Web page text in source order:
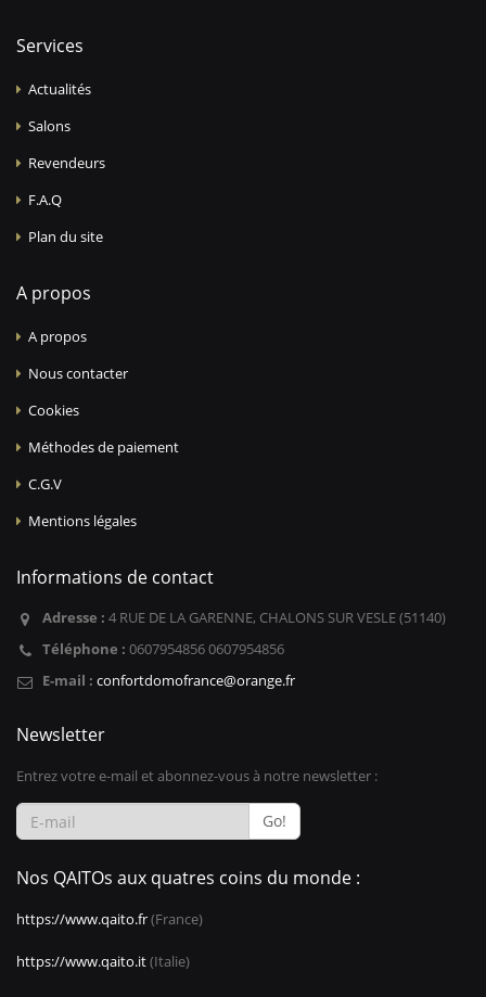
Services
Actualités
Salons
Revendeurs
F.A.Q
Plan du site
A propos
A propos
Nous contacter
Cookies
Méthodes de paiement
C.G.V
Mentions légales
Informations de contact
Adresse : 4 RUE DE LA GARENNE, CHALONS SUR VESLE (51140)
Téléphone : 0607954856 0607954856
E-mail : confortdomofrance@orange.fr
Newsletter
Entrez votre e-mail et abonnez-vous à notre newsletter :
Go!
Nos QAITOs aux quatres coins du monde :
https://www.qaito.fr(France)
https://www.qaito.it(Italie)